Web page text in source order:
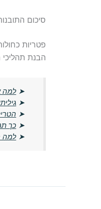
סיכום
פטריות
הבנת
➤למה
➤
➤
➤כך
➤למה